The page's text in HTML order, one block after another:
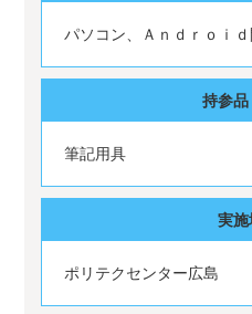
パソコン、Ａｎｄｒｏｉ
持参
筆記用具
実施
ポリテクセンター広島